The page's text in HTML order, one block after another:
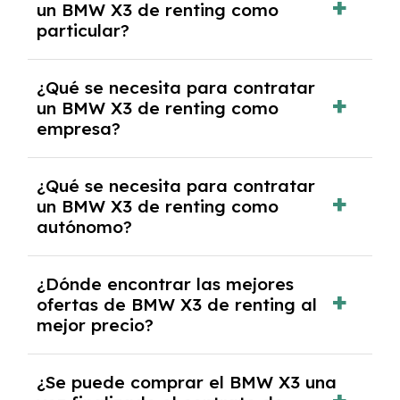
cancelación anticipada. Es importante revisar
las condiciones del contrato y hablar con un
experto que te asesore.
un BMW X3 de renting como
particular?
y, en algunos casos, una consulta de solvencia
crediticia y un pago inicial.
¿Qué se necesita para contratar
un BMW X3 de renting como
empresa?
documentación financiera y, en algunos
casos, un informe de solvencia de la empresa
y un pago inicial.
¿Qué se necesita para contratar
un BMW X3 de renting como
autónomo?
autónomos, justificante de ingresos y, en
algunos casos, un informe fiscal y un pago
inicial.
¿Dónde encontrar las mejores
ofertas de BMW X3 de renting al
mejor precio?
mejores ofertas de vehículos de renting con
¿Se puede comprar el BMW X3 una